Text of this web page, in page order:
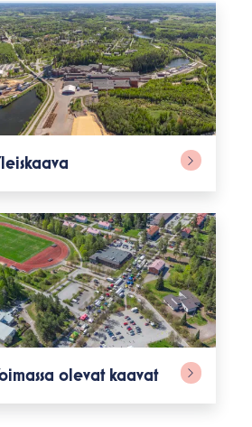
olevat kaavat